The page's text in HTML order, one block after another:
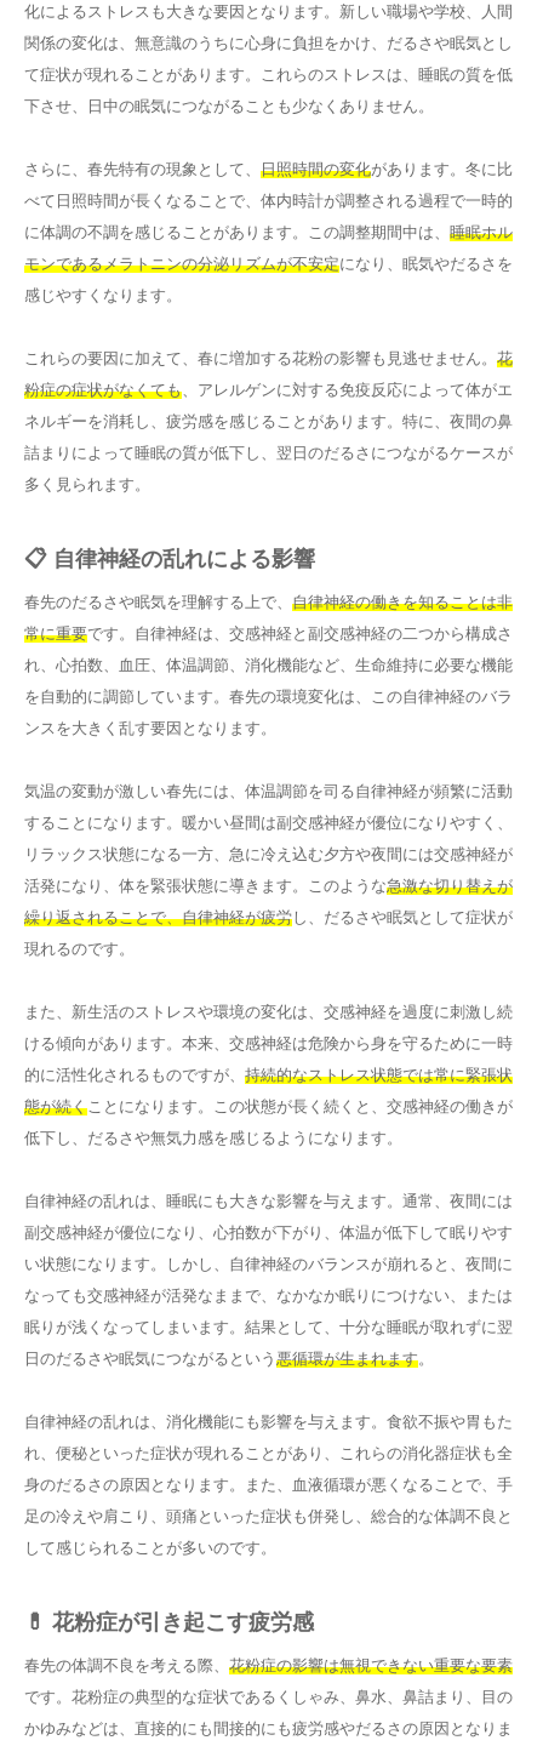
化によるストレスも大きな要因となります。新しい職場や学校、人間
関係の変化は、無意識のうちに心身に負担をかけ、だるさや眠気とし
て症状が現れることがあります。これらのストレスは、睡眠の質を低
下させ、日中の眠気につながることも少なくありません。
さらに、春先特有の現象として、 日照時間の変化があります。冬に比
べて日照時間が長くなることで、体内時計が調整される過程で一時的
に体調の不調を感じることがあります。この調整期間中は、 睡眠ホル
モンであるメラトニンの分泌リズムが不安定になり、眠気やだるさを
感じやすくなります。
これらの要因に加えて、春に増加する花粉の影響も見逃せません。 花
粉症の症状がなくても 、アレルゲンに対する免疫反応によって体がエ
ネルギーを消耗し、疲労感を感じることがあります。特に、夜間の鼻
詰まりによって睡眠の質が低下し、翌日のだるさにつながるケースが
多く見られます。
📋 自律神経の乱れによる影響
春先のだるさや眠気を理解する上で、 自律神経の働きを知ることは非
常に重要です。自律神経は、交感神経と副交感神経の二つから構成さ
れ、心拍数、血圧、体温調節、消化機能など、生命維持に必要な機能
を自動的に調節しています。春先の環境変化は、この自律神経のバラ
ンスを大きく乱す要因となります。
気温の変動が激しい春先には、体温調節を司る自律神経が頻繁に活動
することになります。暖かい昼間は副交感神経が優位になりやすく、
リラックス状態になる一方、急に冷え込む夕方や夜間には交感神経が
活発になり、体を緊張状態に導きます。このような急激な切り替えが
繰り返されることで、自律神経が疲労し、だるさや眠気として症状が
現れるのです。
また、新生活のストレスや環境の変化は、交感神経を過度に刺激し続
ける傾向があります。本来、交感神経は危険から身を守るために一時
的に活性化されるものですが、 持続的なストレス状態では常に緊張状
態が続く ことになります。この状態が長く続くと、交感神経の働きが
低下し、だるさや無気力感を感じるようになります。
自律神経の乱れは、睡眠にも大きな影響を与えます。通常、夜間には
副交感神経が優位になり、心拍数が下がり、体温が低下して眠りやす
い状態になります。しかし、自律神経のバランスが崩れると、夜間に
なっても交感神経が活発なままで、なかなか眠りにつけない、または
眠りが浅くなってしまいます。結果として、十分な睡眠が取れずに翌
日のだるさや眠気につながるという 悪循環が生まれます。
自律神経の乱れは、消化機能にも影響を与えます。食欲不振や胃もた
れ、便秘といった症状が現れることがあり、これらの消化器症状も全
身のだるさの原因となります。また、血液循環が悪くなることで、手
足の冷えや肩こり、頭痛といった症状も併発し、総合的な体調不良と
して感じられることが多いのです。
💊 花粉症が引き起こす疲労感
春先の体調不良を考える際、 花粉症の影響は無視できない重要な要素
です。花粉症の典型的な症状であるくしゃみ、鼻水、鼻詰まり、目の
かゆみなどは、直接的にも間接的にも疲労感やだるさの原因となりま